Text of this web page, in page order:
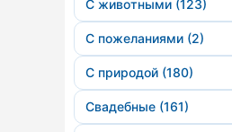
С животными (123)
С пожеланиями (2)
С природой (180)
Свадебные (161)